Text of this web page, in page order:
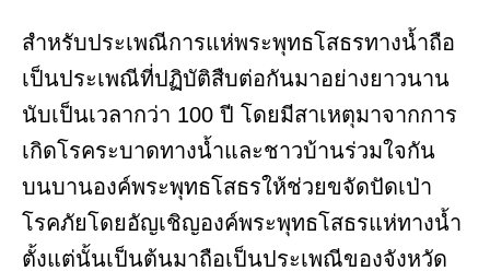
สำหรับประเพณีการแห่พระพุทธโสธรทางน้ำถือ
เป็นประเพณีที่ปฏิบัติสืบต่อกันมาอย่างยาวนาน
นับเป็นเวลากว่า 100 ปี โดยมีสาเหตุมาจากการ
เกิดโรคระบาดทางน้ำและชาวบ้านร่วมใจกัน
บนบานองค์พระพุทธโสธรให้ช่วยขจัดปัดเป่า
โรคภัยโดยอัญเชิญองค์พระพุทธโสธรแห่ทางน้ำ
ตั้งแต่นั้นเป็นต้นมาถือเป็นประเพณีของจังหวัด